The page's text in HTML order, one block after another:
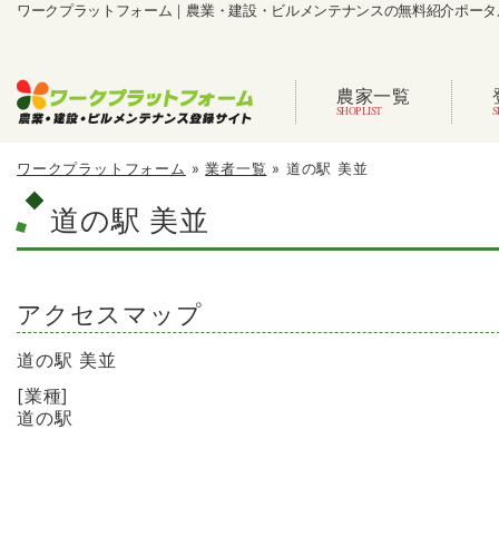
ワークプラットフォーム｜農業・建設・ビルメンテナンスの無料紹介ポー
農家一覧
ワークプラットフォーム »業者一覧 » 道の駅 美並
道の駅 美並
アクセスマップ
道の駅 美並
[業種]
道の駅